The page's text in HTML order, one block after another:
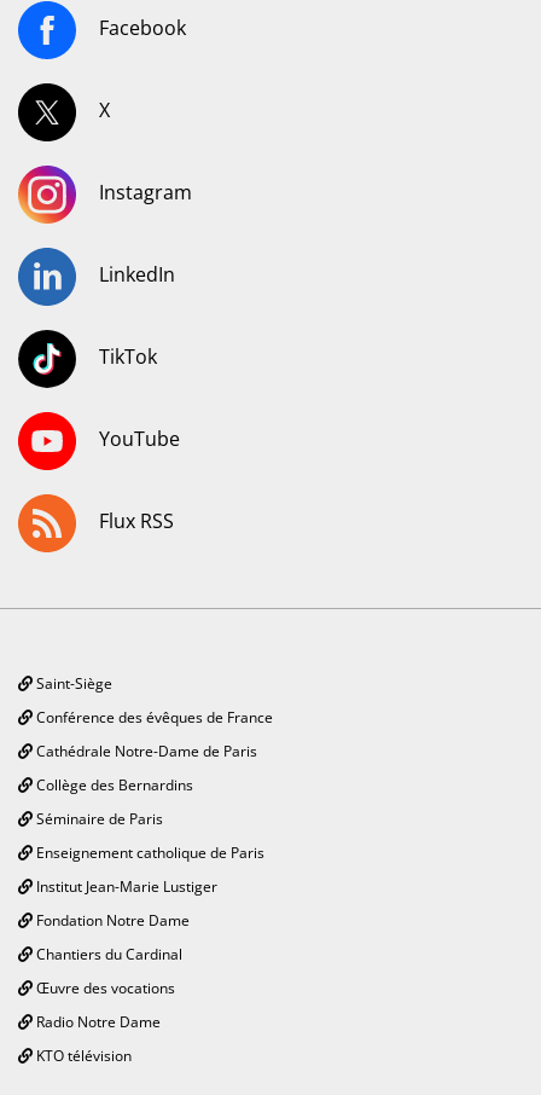
Facebook
X
Instagram
LinkedIn
TikTok
YouTube
Flux RSS
Saint-Siège
Conférence des évêques de France
Cathédrale Notre-Dame de Paris
Collège des Bernardins
Séminaire de Paris
Enseignement catholique de Paris
Institut Jean-Marie Lustiger
Fondation Notre Dame
Chantiers du Cardinal
Œuvre des vocations
Radio Notre Dame
KTO télévision